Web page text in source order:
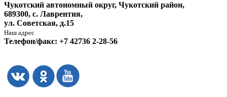
Чукотский автономный округ, Чукотский район,
689300, с. Лаврентия,
ул. Советская, д.15
Наш адрес
Телефон/факс: +7 42736 2-28-56